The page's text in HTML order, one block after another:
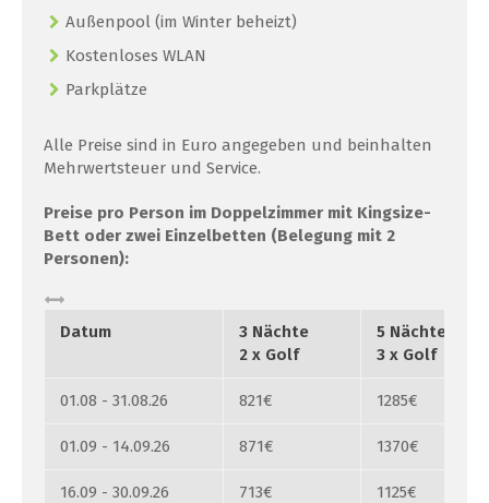
Außenpool (im Winter beheizt)
Kostenloses WLAN
Parkplätze
Alle Preise sind in Euro angegeben und beinhalten
Mehrwertsteuer und Service.
Preise pro Person im Doppelzimmer mit Kingsize-
Bett oder zwei Einzelbetten (Belegung mit 2
Personen):
Datum
3 Nächte
2 x Golf
5 Nächte
3 x Golf
01.08 - 31.08.26 821€ 1285€
01.09 - 14.09.26 871€ 1370€
16.09 - 30.09.26 713€ 1125€